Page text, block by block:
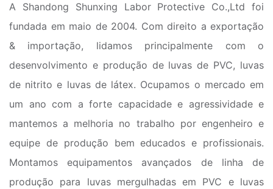
A Shandong Shunxing Labor Protective Co.,Ltd foi
fundada em maio de 2004. Com direito a exportação
& importação, lidamos principalmente com o
desenvolvimento e produção de luvas de PVC, luvas
de nitrito e luvas de látex. Ocupamos o mercado em
um ano com a forte capacidade e agressividade e
mantemos a melhoria no trabalho por engenheiro e
equipe de produção bem educados e profissionais.
Montamos equipamentos avançados de linha de
produção para luvas mergulhadas em PVC e luvas